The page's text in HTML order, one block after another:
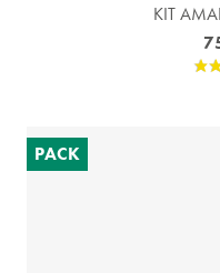
KIT
PACK